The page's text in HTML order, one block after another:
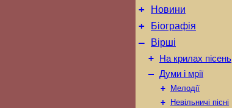
+ Новини
+ Біографія
–
Вірші
+
На крилах пісень
– Думи і мрії
+
Мелодії
+
Невільничі пісні